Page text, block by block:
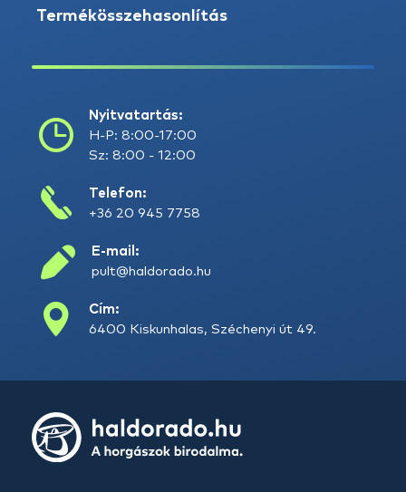
Termékösszehasonlítás
Nyitvatartás:
H-P: 8:00-17:00
Sz: 8:00 - 12:00
Telefon:
+36 20 945 7758
E-mail:
pult@haldorado.hu
Cím:
6400 Kiskunhalas, Széchenyi út 49.